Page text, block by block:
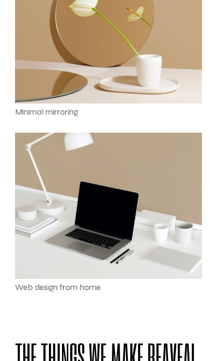
Minimal mirroring
Web design from home